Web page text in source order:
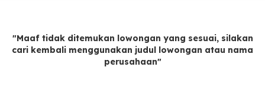
"Maaf tidak ditemukan lowongan yang sesuai, silakan
cari kembali menggunakan judul lowongan atau nama
perusahaan"